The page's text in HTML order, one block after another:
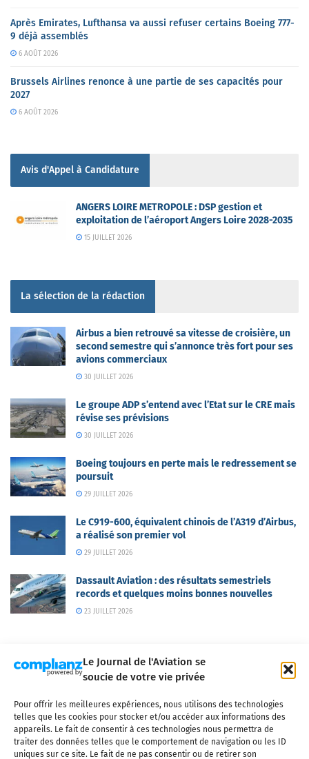
Le Journal de l'Aviation se
soucie de votre vie privée
Pour offrir les meilleures expériences, nous utilisons des technologies
telles que les cookies pour stocker et/ou accéder aux informations des
appareils. Le fait de consentir à ces technologies nous permettra de
traiter des données telles que le comportement de navigation ou les ID
uniques sur ce site. Le fait de ne pas consentir ou de retirer son
Après Emirates, Lufthansa va aussi refuser certains Boeing 777-
9 déjà assemblés
6 AOÛT 2026
Brussels Airlines renonce à une partie de ses capacités pour
2027
6 AOÛT 2026
Avis d'Appel à Candidature
ANGERS LOIRE METROPOLE : DSP gestion et
exploitation de l’aéroport Angers Loire 2028-2035
15 JUILLET 2026
La sélection de la rédaction
Airbus a bien retrouvé sa vitesse de croisière, un
second semestre qui s’annonce très fort pour ses
avions commerciaux
30 JUILLET 2026
Le groupe ADP s’entend avec l’Etat sur le CRE mais
révise ses prévisions
30 JUILLET 2026
Boeing toujours en perte mais le redressement se
poursuit
29 JUILLET 2026
Le C919-600, équivalent chinois de l’A319 d’Airbus,
a réalisé son premier vol
29 JUILLET 2026
Dassault Aviation : des résultats semestriels
records et quelques moins bonnes nouvelles
23 JUILLET 2026
Qui sommes-nous ? Nous contacter
Partenaires
Mentions légales
CGV Politique de confidentialité Cookies